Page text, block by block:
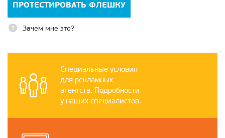
ПРОТЕСТИРОВАТЬ ФЛЕШКУ
Зачем мне это?
Специальные условия
для рекламных
агентств. Подробности
у наших специалистов.